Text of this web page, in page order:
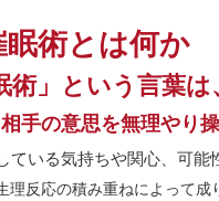
術とは何か
術」という言葉
手の意思を無理やり
いる気持ちや関心、可
反応の積み重ねによって成